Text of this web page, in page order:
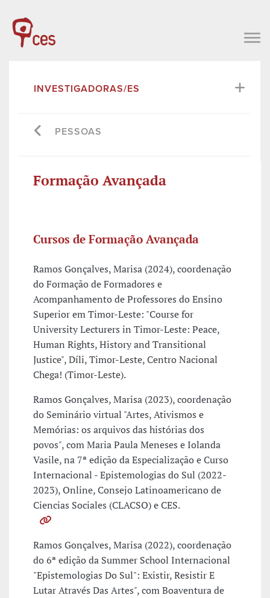
INVESTIGADORAS/ES
PESSOAS
Formação Avançada
Cursos de Formação Avançada
Ramos Gonçalves, Marisa (2024), coordenação
do Formação de Formadores e
Acompanhamento de Professores do Ensino
Superior em Timor-Leste: "Course for
University Lecturers in Timor-Leste: Peace,
Human Rights, History and Transitional
Justice", Díli, Timor-Leste, Centro Nacional
Chega! (Timor-Leste).
Ramos Gonçalves, Marisa (2023), coordenação
do Seminário virtual "Artes, Ativismos e
Memórias: os arquivos das histórias dos
povos", com Maria Paula Meneses e Iolanda
Vasile, na 7ª edição da Especialização e Curso
Internacional - Epistemologias do Sul (2022-
2023), Online, Consejo Latinoamericano de
Ciencias Sociales (CLACSO) e CES.
Ramos Gonçalves, Marisa (2022), coordenação
do 6ª edição da Summer School Internacional
"Epistemologias Do Sul": Existir, Resistir E
Lutar Através Das Artes", com Boaventura de